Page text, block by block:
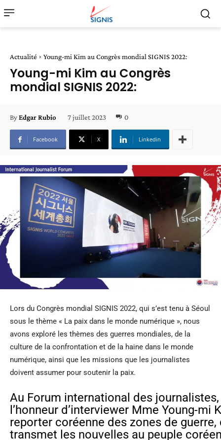
Actualité Young-mi Kim au Congrès mondial SIGNIS 2022:
Young-mi Kim au Congrès
mondial SIGNIS 2022:
ByEdgar Rubio 7 juillet 2023 0
Facebook X Linkedin
Lors du Congrès mondial SIGNIS 2022, qui s’est tenu à Séoul
sous le thème « La paix dans le monde numérique », nous
avons exploré les thèmes des guerres mondiales, de la
culture de la confrontation et de la haine dans le monde
numérique, ainsi que les missions que les journalistes
doivent assumer pour soutenir la paix.
Au Forum international des
l’honneur d’interviewer Mme Young-mi
reporter coréenne des zones de
transmet les nouvelles au peuple